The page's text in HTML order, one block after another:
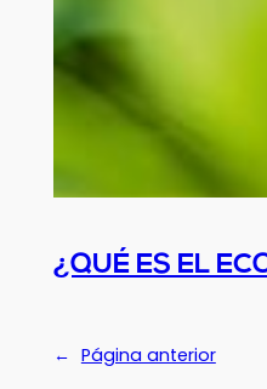
¿QUÉ ES EL
← Página anterior